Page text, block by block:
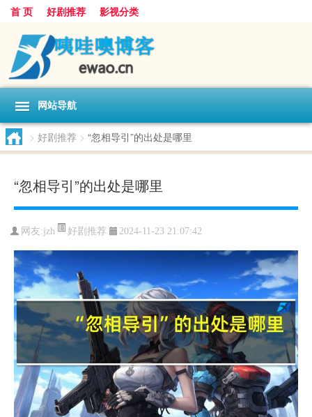
首 页 好剧推荐 影视分类
网站导航
> 好剧推荐 > “忽相导引”的出处是哪里
“忽相导引”的出处是哪里
网友:jzh 好剧推荐 2024-11-23 21:07:42